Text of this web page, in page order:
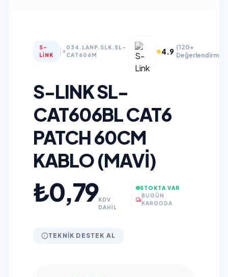
S-
LINK
034.LANP.SLK.SL-
CAT606M
4.9 (120+
Değerlendirme)
S-LINK SL-
CAT606BL CAT6
PATCH 60CM
KABLO (MAVI)
₺0,79KDV
DAHİL
STOKTA VAR
BUGÜN
KARGODA
TEKNIK DESTEK AL